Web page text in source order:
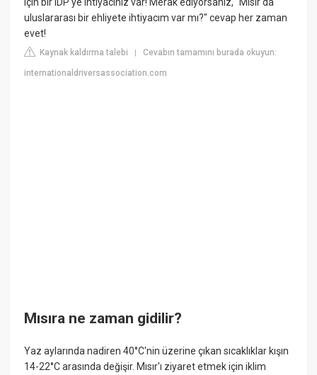
için bir IDP'ye ihtiyacınız var! Merak ediyorsanız, "Mısır'da
uluslararası bir ehliyete ihtiyacım var mı?" cevap her zaman
evet!
Kaynak kaldırma talebi |Cevabın tamamını burada okuyun:
internationaldriversassociation.com
Mısıra ne zaman gidilir?
Yaz aylarında nadiren 40°C'nin üzerine çıkan sıcaklıklar kışın
14-22°C arasında değişir. Mısır'ı ziyaret etmek için iklim